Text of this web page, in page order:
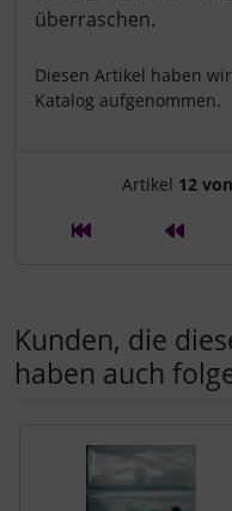
überraschen.
Diesen Artikel haben
Katalog aufgenommen.
Artikel 12
Kunden, die
haben auch